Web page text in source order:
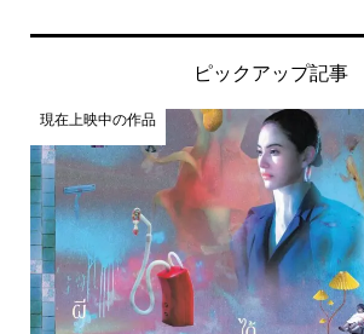
ピックアップ記事
現在上映中の作品